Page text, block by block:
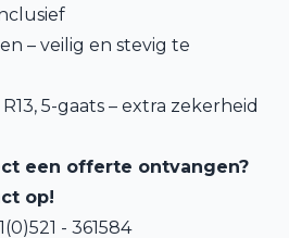
– veilig en stevig te
5-gaats – extra zekerheid
een offerte ontvangen?
op!
- 361584